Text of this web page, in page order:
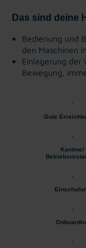
Das sind deine
Bedienung und
den Maschinen
Einlagerung der
Bewegung,
Gute
Kantine/